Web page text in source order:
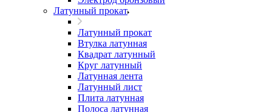
Латунный прокат
Латунный прокат
Втулка латунная
Квадрат латунный
Круг латунный
Латунная лента
Латунный лист
Плита латунная
Полоса латунная